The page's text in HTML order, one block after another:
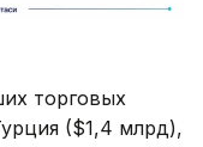
торговых
($1,4 млрд),